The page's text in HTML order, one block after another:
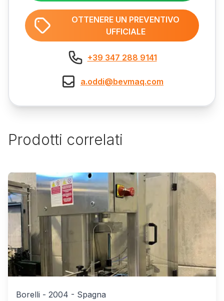
OTTENERE UN PREVENTIVO
UFFICIALE
+39 347 288 9141
a.oddi@bevmaq.com
Prodotti correlati
Borelli - 2004 - Spagna